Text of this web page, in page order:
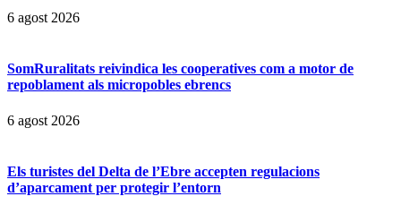
6 agost 2026
SomRuralitats reivindica les cooperatives com a motor de
repoblament als micropobles ebrencs
6 agost 2026
Els turistes del Delta de l’Ebre accepten regulacions
d’aparcament per protegir l’entorn